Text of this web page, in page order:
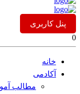
پنل کاربری
0
خانه
آکادمی
مطالب